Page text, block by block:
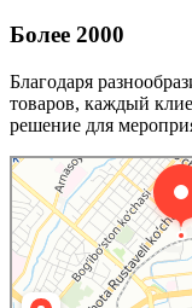
Более 2000
Благодаря
товаров, каждый
решение для